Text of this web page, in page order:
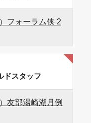
フォーラム侠 2
ドスタッフ
友部湯崎湖月例